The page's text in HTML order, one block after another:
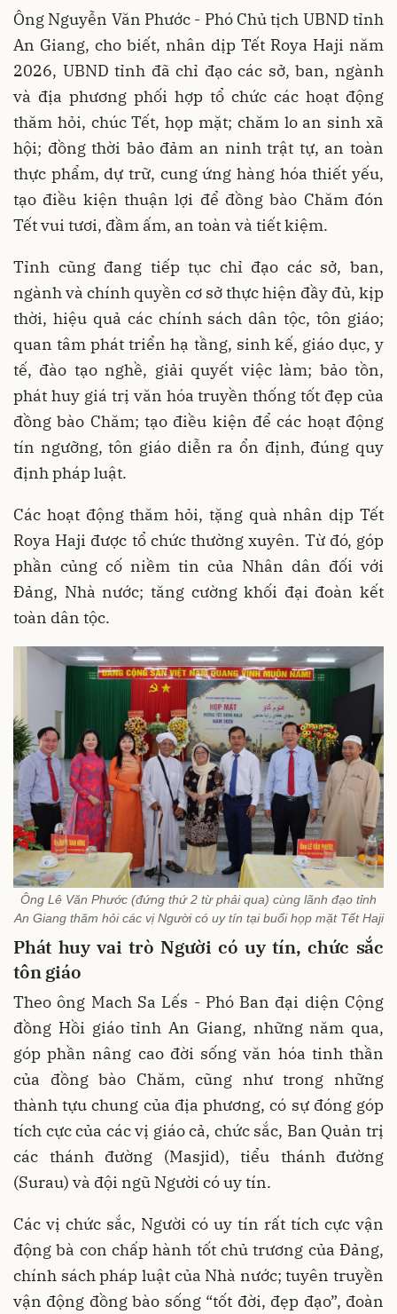
Ông Nguyễn Văn Phước - Phó Chủ tịch UBND tỉnh
An Giang, cho biết, nhân dịp Tết Roya Haji năm
2026, UBND tỉnh đã chỉ đạo các sở, ban, ngành
và địa phương phối hợp tổ chức các hoạt động
thăm hỏi, chúc Tết, họp mặt; chăm lo an sinh xã
hội; đồng thời bảo đảm an ninh trật tự, an toàn
thực phẩm, dự trữ, cung ứng hàng hóa thiết yếu,
tạo điều kiện thuận lợi để đồng bào Chăm đón
Tết vui tươi, đầm ấm, an toàn và tiết kiệm.
Tỉnh cũng đang tiếp tục chỉ đạo các sở, ban,
ngành và chính quyền cơ sở thực hiện đầy đủ, kịp
thời, hiệu quả các chính sách dân tộc, tôn giáo;
quan tâm phát triển hạ tầng, sinh kế, giáo dục, y
tế, đào tạo nghề, giải quyết việc làm; bảo tồn,
phát huy giá trị văn hóa truyền thống tốt đẹp của
đồng bào Chăm; tạo điều kiện để các hoạt động
tín ngưỡng, tôn giáo diễn ra ổn định, đúng quy
định pháp luật.
Các hoạt động thăm hỏi, tặng quà nhân dịp Tết
Roya Haji được tổ chức thường xuyên. Từ đó, góp
phần củng cố niềm tin của Nhân dân đối với
Đảng, Nhà nước; tăng cường khối đại đoàn kết
toàn dân tộc.
Ông Lê Văn Phước (đứng thứ 2 từ phải qua) cùng lãnh đạo tỉnh
An Giang thăm hỏi các vị Người có uy tín tại buổi họp mặt Tết Haji
Phát huy vai trò Người có uy tín, chức sắc
tôn giáo
Theo ông Mach Sa Lếs - Phó Ban đại diện Cộng
đồng Hồi giáo tỉnh An Giang, những năm qua,
góp phần nâng cao đời sống văn hóa tinh thần
của đồng bào Chăm, cũng như trong những
thành tựu chung của địa phương, có sự đóng góp
tích cực của các vị giáo cả, chức sắc, Ban Quản trị
các thánh đường (Masjid), tiểu thánh đường
(Surau) và đội ngũ Người có uy tín.
Các vị chức sắc, Người có uy tín rất tích cực vận
động bà con chấp hành tốt chủ trương của Đảng,
chính sách pháp luật của Nhà nước; tuyên truyền
vận động đồng bào sống “tốt đời, đẹp đạo”, đoàn